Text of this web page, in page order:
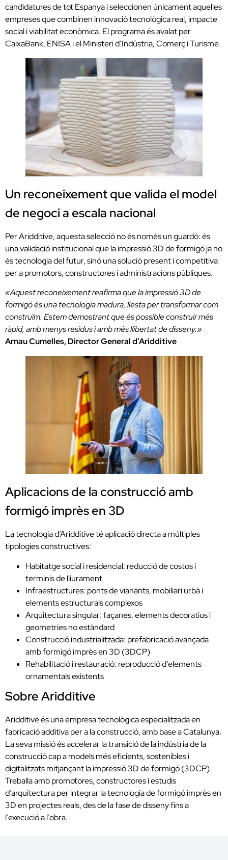
candidatures de tot Espanya i seleccionen únicament aquelles
empreses que combinen innovació tecnològica real, impacte
social i viabilitat econòmica. El programa és avalat per
CaixaBank, ENISA i el Ministeri d’Indústria, Comerç i Turisme.
Un reconeixement que valida el model
de negoci a escala nacional
Per Aridditive, aquesta selecció no és només un guardó: és
una validació institucional que la impressió 3D de formigó ja no
és tecnologia del futur, sinó una solució present i competitiva
per a promotors, constructores i administracions públiques.
«Aquest reconeixement reafirma que la impressió 3D de
formigó és una tecnologia madura, llesta per transformar com
construïm. Estem demostrant que és possible construir més
ràpid, amb menys residus i amb més llibertat de disseny.»
Arnau Cumelles, Director General d’Aridditive
Aplicacions de la construcció amb
formigó imprès en 3D
La tecnologia d’Aridditive té aplicació directa a múltiples
tipologies constructives:
Habitatge social i residencial: reducció de costos i
terminis de lliurament
Infraestructures: ponts de vianants, mobiliari urbà i
elements estructurals complexos
Arquitectura singular: façanes, elements decoratius i
geometries no estàndard
Construcció industrialitzada: prefabricació avançada
amb formigó imprès en 3D (3DCP)
Rehabilitació i restauració: reproducció d’elements
ornamentals existents
Sobre Aridditive
Aridditive és una empresa tecnològica especialitzada en
fabricació additiva per a la construcció, amb base a Catalunya.
La seva missió és accelerar la transició de la indústria de la
construcció cap a models més eficients, sostenibles i
digitalitzats mitjançant la impressió 3D de formigó (3DCP).
Treballa amb promotores, constructores i estudis
d’arquitectura per integrar la tecnologia de formigó imprès en
3D en projectes reals, des de la fase de disseny fins a
l’execució a l’obra.